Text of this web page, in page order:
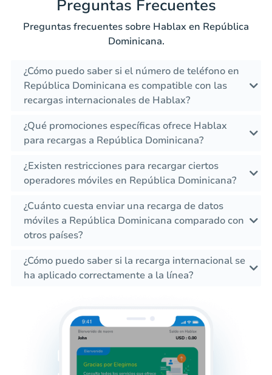
Preguntas Frecuentes
Preguntas frecuentes sobre Hablax en República
Dominicana.
¿Cómo puedo saber si el número de teléfono en
República Dominicana es compatible con las
recargas internacionales de Hablax?
¿Qué promociones específicas ofrece Hablax
para recargas a República Dominicana?
¿Existen restricciones para recargar ciertos
operadores móviles en República Dominicana?
¿Cuánto cuesta enviar una recarga de datos
móviles a República Dominicana comparado con
otros países?
¿Cómo puedo saber si la recarga internacional se
ha aplicado correctamente a la línea?